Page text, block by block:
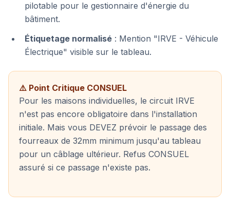
pilotable pour le gestionnaire d'énergie du
bâtiment.
Étiquetage normalisé : Mention "IRVE - Véhicule
Électrique" visible sur le tableau.
⚠️ Point Critique CONSUEL
Pour les maisons individuelles, le circuit IRVE
n'est pas encore obligatoire dans l'installation
initiale. Mais vous DEVEZ prévoir le passage des
fourreaux de 32mm minimum jusqu'au tableau
pour un câblage ultérieur. Refus CONSUEL
assuré si ce passage n'existe pas.